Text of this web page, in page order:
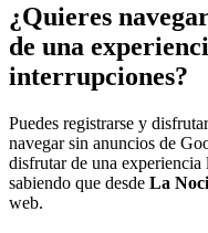
¿Quieres
de una
interrupciones?
Puedes registrarse y
navegar sin anuncios de
disfrutar de una
sabiendo que desde La
web.